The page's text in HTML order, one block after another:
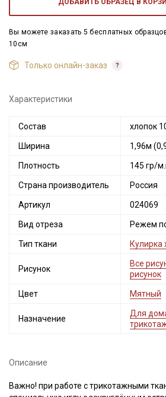
ДОБАВИТЬ ОБРАЗЕЦ В
Вы можете заказать 5 бесплатных
10см
Только онлайн-заказ
Характеристики
Состав хлопок
Ширина 1,96м
Плотность 145 гр/
Страна производитель Россия
Артикул 024069
Вид отреза Режем
Тип ткани Кулирка
Рисунок
Все
рисунок
Цвет Мятный
Назначение
Для
Описание
Важно! при работе с трикотажными
Секретная рассылка от
Мы публикуем здесь
промокоды и скидки до
Электронная почта
Ознакомлен(а) с
Политикой
Согласие на
информационных рассылок